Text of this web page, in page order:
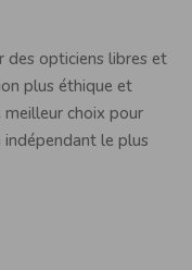
des opticiens libres et
plus éthique et
choix pour
le plus